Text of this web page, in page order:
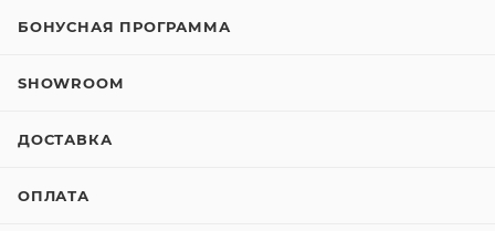
БОНУСНАЯ ПРОГРАММА
SHOWROOM
ДОСТАВКА
ОПЛАТА